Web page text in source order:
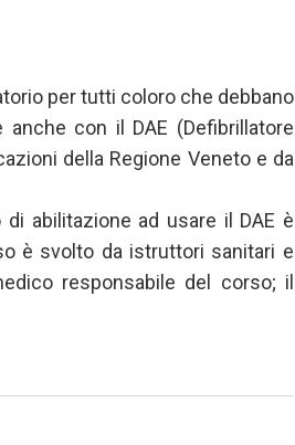
per tutti coloro che debbano
con il DAE (Defibrillatore
della Regione Veneto e da
abilitazione ad usare il DAE è
è svolto da istruttori sanitari e
responsabile del corso; il